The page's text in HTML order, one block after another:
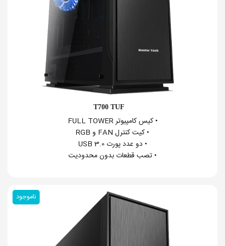
T700 TUF
• کیس کامپیوتر FULL TOWER
• کیت کنترل FAN و RGB
• دو عدد پورت USB 3.0
• تصب قطعات بدون محدودیت
ناموجود